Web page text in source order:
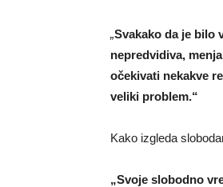
„Svakako da je bilo
nepredvidiva,
očekivati nekakve
veliki problem.“
Kako izgleda
„Svoje slobodno